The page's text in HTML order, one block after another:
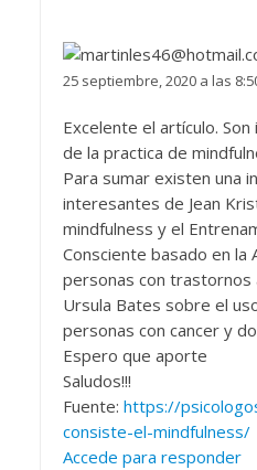
25 septiembre, 2020 a las
Excelente el artículo.
de la practica de
Para sumar existen una
interesantes de Jean
mindfulness y el
Consciente basado en la
personas con trastornos
Ursula Bates sobre el
personas con cancer y
Espero que aporte
Saludos!!!
Fuente: https://
consiste-el-mindfulness/
Accede para responder